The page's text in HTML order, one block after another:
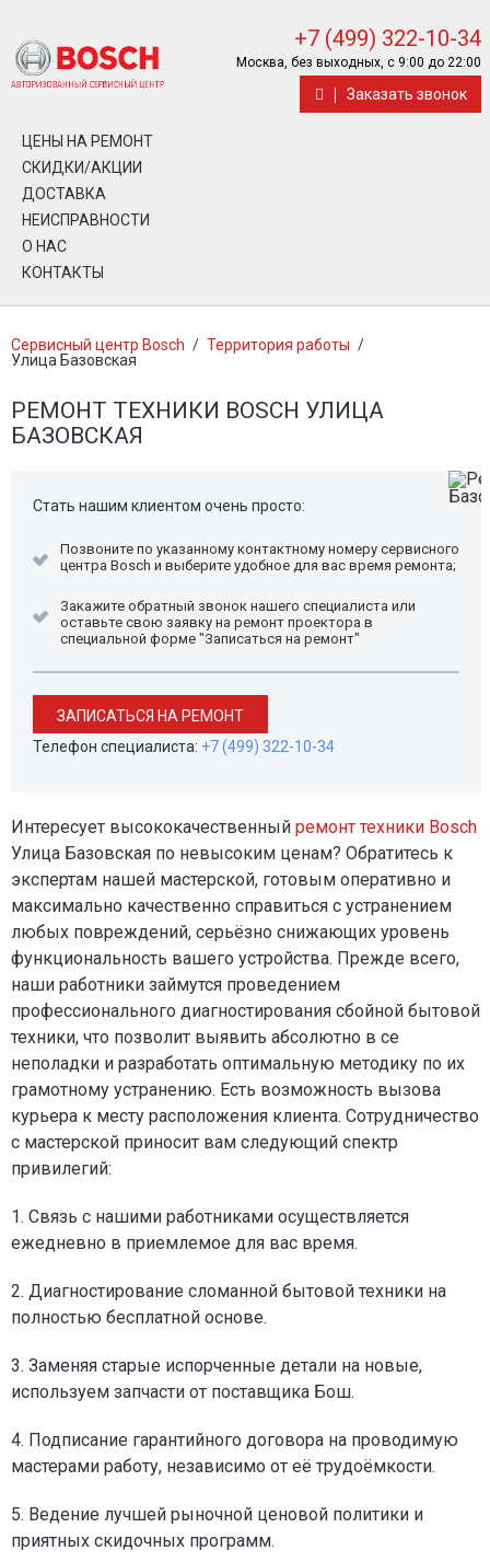
+7 (499) 322-10-34
Москва, без выходных, с 9:00 до 22:00
Заказать звонок
ЦЕНЫ НА РЕМОНТ
СКИДКИ/АКЦИИ
ДОСТАВКА
НЕИСПРАВНОСТИ
О НАС
КОНТАКТЫ
Сервисный центр Bosch / Территория работы /
Улица Базовская
РЕМОНТ ТЕХНИКИ BOSCH УЛИЦА
БАЗОВСКАЯ
Стать нашим клиентом очень просто:
Позвоните по указанному контактному номеру сервисного
центра Bosch и выберите удобное для вас время ремонта;
Закажите обратный звонок нашего специалиста или
оставьте свою заявку на ремонт проектора в
специальной форме "Записаться на ремонт"
ЗАПИСАТЬСЯ НА РЕМОНТ
Телефон специалиста: +7 (499) 322-10-34
Интересует высококачественный ремонт техники Bosch
Улица Базовская по невысоким ценам? Обратитесь к
экспертам нашей мастерской, готовым оперативно и
максимально качественно справиться с устранением
любых повреждений, серьёзно снижающих уровень
функциональность вашего устройства. Прежде всего,
наши работники займутся проведением
профессионального диагностирования сбойной бытовой
техники, что позволит выявить абсолютно в се
неполадки и разработать оптимальную методику по их
грамотному устранению. Есть возможность вызова
курьера к месту расположения клиента. Сотрудничество
с мастерской приносит вам следующий спектр
привилегий:
1. Связь с нашими работниками осуществляется
ежедневно в приемлемое для вас время.
2. Диагностирование сломанной бытовой техники на
полностью бесплатной основе.
3. Заменяя старые испорченные детали на новые,
используем запчасти от поставщика Бош.
4. Подписание гарантийного договора на проводимую
мастерами работу, независимо от её трудоёмкости.
5. Ведение лучшей рыночной ценовой политики и
приятных скидочных программ.